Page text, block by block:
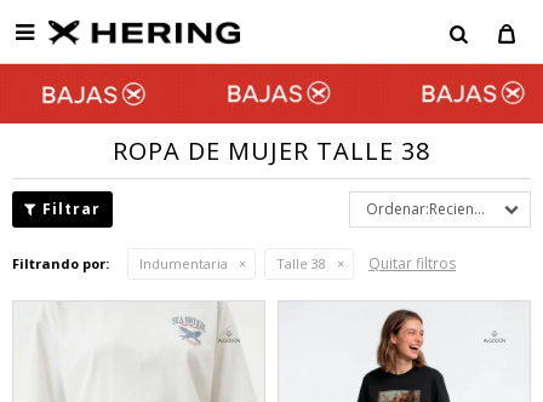

ROPA DE MUJER TALLE 38
Recientes
Filtrando por: Indumentaria Talle 38 Quitar filtros